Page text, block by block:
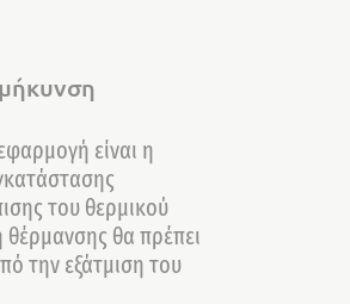
είναι η
του θερμικού
θέρμανσης θα πρέπει
την εξάτμιση του